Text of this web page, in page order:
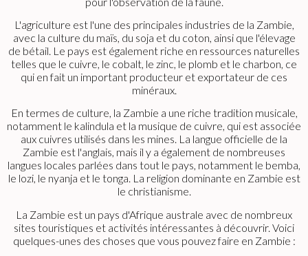
L'agriculture est l'une des principales industries de la Zambie,
avec la culture du maïs, du soja et du coton, ainsi que l'élevage
de bétail. Le pays est également riche en ressources naturelles
telles que le cuivre, le cobalt, le zinc, le plomb et le charbon, ce
qui en fait un important producteur et exportateur de ces
minéraux.
En termes de culture, la Zambie a une riche tradition musicale,
notamment le kalindula et la musique de cuivre, qui est associée
aux cuivres utilisés dans les mines. La langue officielle de la
Zambie est l'anglais, mais il y a également de nombreuses
langues locales parlées dans tout le pays, notamment le bemba,
le lozi, le nyanja et le tonga. La religion dominante en Zambie est
le christianisme.
La Zambie est un pays d'Afrique australe avec de nombreux
sites touristiques et activités intéressantes à découvrir. Voici
quelques-unes des choses que vous pouvez faire en Zambie :